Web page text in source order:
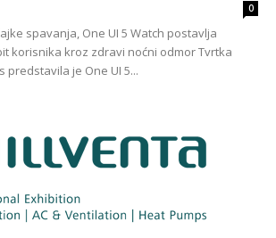
0
spavanja, One UI 5 Watch postavlja
korisnika kroz zdravi noćni odmor Tvrtka
predstavila je One UI 5...